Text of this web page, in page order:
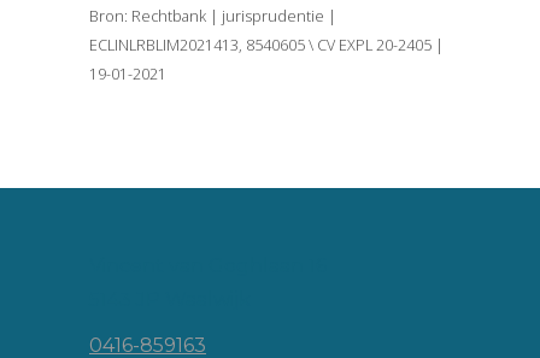
Bron: Rechtbank | jurisprudentie |
ECLINLRBLIM2021413, 8540605 \ CV EXPL 20-2405 |
19-01-2021
0416-859163